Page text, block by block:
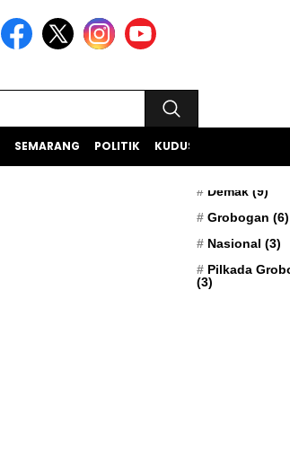
SEMARANG POLITIK KUDUS
Apresiasi(5)
Demak (9)
Grobogan (6)
Nasional (3)
Pilkada
(3)